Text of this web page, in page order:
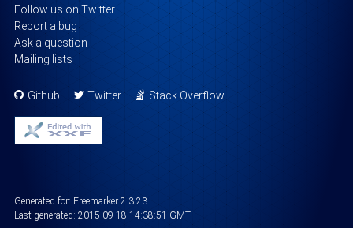
Follow us on Twitter
Report a bug
Ask a question
Mailing lists
Github Twitter Stack Overflow
Generated for: Freemarker 2.3.23
Last generated: 2015-09-18 14:38:51 GMT